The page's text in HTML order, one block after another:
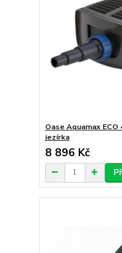
Oase Aquamax ECO
jezírka
8 896 Kč